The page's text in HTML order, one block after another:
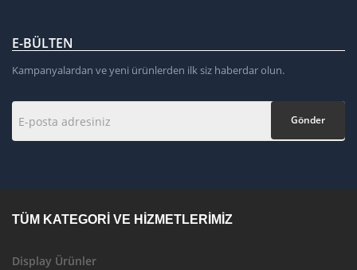
E-BÜLTEN
Kampanyalardan ve yeni ürünlerden ilk siz haberdar olun.
Gönder
TÜM KATEGORI VE HIZMETLERIMIZ
Display Ürünler